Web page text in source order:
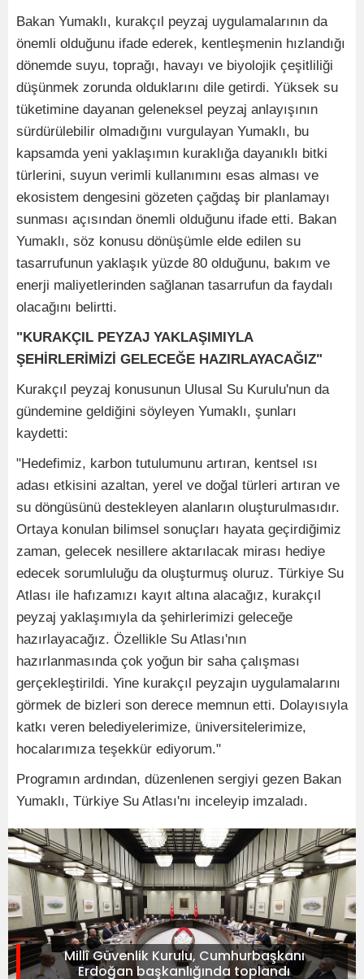
Bakan Yumaklı, kurakçıl peyzaj uygulamalarının da
önemli olduğunu ifade ederek, kentleşmenin hızlandığı
dönemde suyu, toprağı, havayı ve biyolojik çeşitliliği
düşünmek zorunda olduklarını dile getirdi. Yüksek su
tüketimine dayanan geleneksel peyzaj anlayışının
sürdürülebilir olmadığını vurgulayan Yumaklı, bu
kapsamda yeni yaklaşımın kuraklığa dayanıklı bitki
türlerini, suyun verimli kullanımını esas alması ve
ekosistem dengesini gözeten çağdaş bir planlamayı
sunması açısından önemli olduğunu ifade etti. Bakan
Yumaklı, söz konusu dönüşümle elde edilen su
tasarrufunun yaklaşık yüzde 80 olduğunu, bakım ve
enerji maliyetlerinden sağlanan tasarrufun da faydalı
olacağını belirtti.
"KURAKÇIL PEYZAJ YAKLAŞIMIYLA
ŞEHİRLERİMİZİ GELECEĞE HAZIRLAYACAĞIZ"
Kurakçıl peyzaj konusunun Ulusal Su Kurulu'nun da
gündemine geldiğini söyleyen Yumaklı, şunları
kaydetti:
"Hedefimiz, karbon tutulumunu artıran, kentsel ısı
adası etkisini azaltan, yerel ve doğal türleri artıran ve
su döngüsünü destekleyen alanların oluşturulmasıdır.
Ortaya konulan bilimsel sonuçları hayata geçirdiğimiz
zaman, gelecek nesillere aktarılacak mirası hediye
edecek sorumluluğu da oluşturmuş oluruz. Türkiye Su
Atlası ile hafızamızı kayıt altına alacağız, kurakçıl
peyzaj yaklaşımıyla da şehirlerimizi geleceğe
hazırlayacağız. Özellikle Su Atlası'nın
hazırlanmasında çok yoğun bir saha çalışması
gerçekleştirildi. Yine kurakçıl peyzajın uygulamalarını
görmek de bizleri son derece memnun etti. Dolayısıyla
katkı veren belediyelerimize, üniversitelerimize,
hocalarımıza teşekkür ediyorum."
Programın ardından, düzenlenen sergiyi gezen Bakan
Yumaklı, Türkiye Su Atlası'nı inceleyip imzaladı.
Millî Güvenlik Kurulu, Cumhurbaşkanı
Erdoğan başkanlığında toplandı